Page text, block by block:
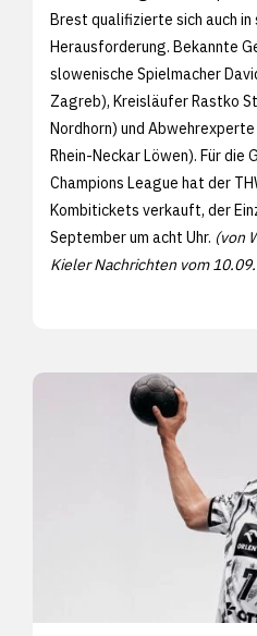
Brest qualifizierte sich auch
Herausforderung. Bekannte
slowenische Spielmacher
Zagreb), Kreisläufer Rastko
Nordhorn) und
Rhein-Neckar Löwen). Für die
Champions League hat der
Kombitickets verkauft, der
September um acht Uhr. (von
Kieler Nachrichten vom